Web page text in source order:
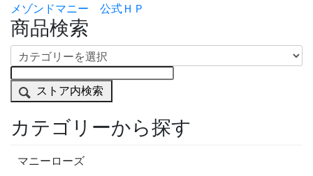
メゾンドマニー 公式ＨＰ
商品検索
ストア内検索
カテゴリーから探す
マニーローズ